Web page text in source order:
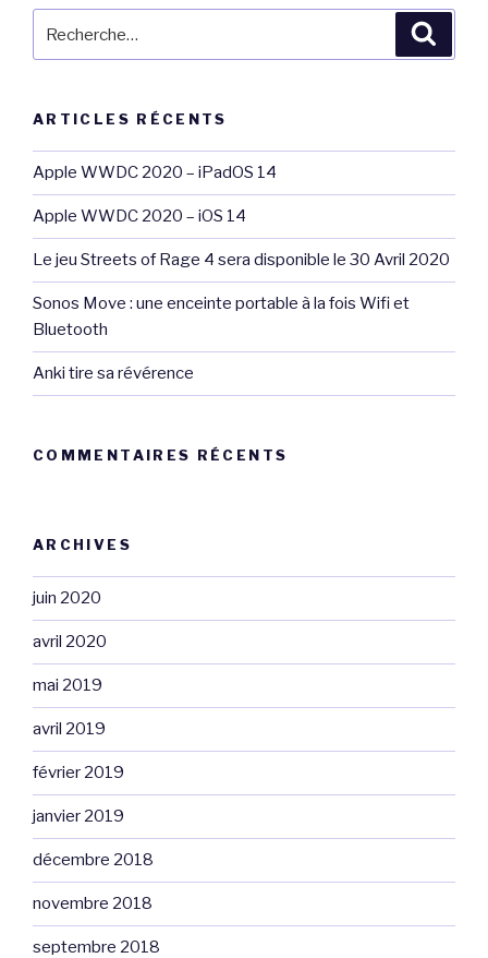
ARTICLES RÉCENTS
Apple WWDC 2020 – iPadOS 14
Apple WWDC 2020 – iOS 14
Le jeu Streets of Rage 4 sera disponible le 30 Avril 2020
Sonos Move : une enceinte portable à la fois Wifi et
Bluetooth
Anki tire sa révérence
COMMENTAIRES RÉCENTS
ARCHIVES
juin 2020
avril 2020
mai 2019
avril 2019
février 2019
janvier 2019
décembre 2018
novembre 2018
septembre 2018